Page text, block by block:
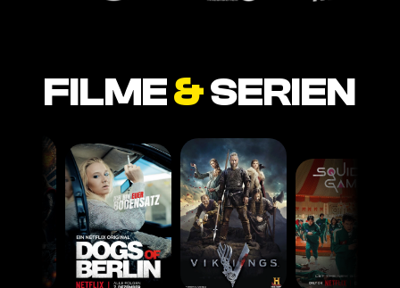
FILME&SERIEN